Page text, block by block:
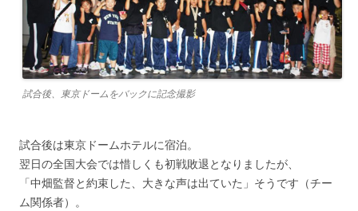
試合後、東京ドームをバックに記念撮影
試合後は東京ドームホテルに宿泊。
翌日の全国大会では惜しくも初戦敗退となりましたが、
「中畑監督と約束した、大きな声は出ていた」そうです（チー
ム関係者）。